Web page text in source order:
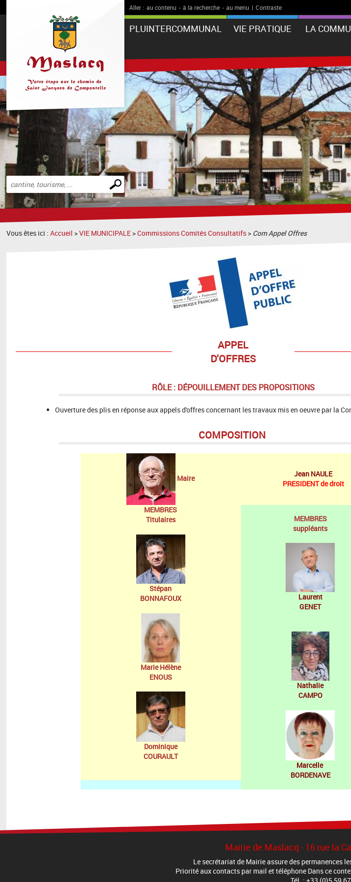
Aller : au contenu - à la recherche - au menu | Contraste
PLUINTERCOMMUNAL VIE PRATIQUE LA
Effectuer
une
recherche
Vous êtes ici :Accueil >VIE MUNICIPALE >Commissions Comités Consultatifs > Com Appel Offres
APPEL
D'OFFRES
RÔLE : DÉPOUILLEMENT DES PROPOSITIONS
Ouverture des plis en réponse aux appels d'offres concernant les travaux mis en oeuvre par la
COMPOSITION
Maire
Jean NAULE
PRESIDENT de droit
MEMBRES
Titulaires
Stépan
BONNAFOUX
Marie Hélène
ENOUS
Dominique
COURAULT
MEMBRES
suppléants
Laurent
GENET
Nathalie
CAMPO
Marcelle
BORDENAVE
Mairie de Maslacq - 16 rue la
Le secrétariat de Mairie assure des permanences
Priorité aux contacts par mail et téléphone Dans ce